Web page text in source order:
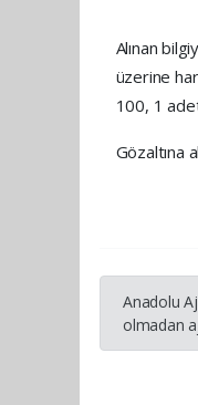
Alınan
üzerine
100, 1
Gözaltına
Anadolu
olmadan